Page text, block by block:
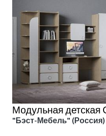
Модульная детская
"Бэст-Мебель" (Россия)